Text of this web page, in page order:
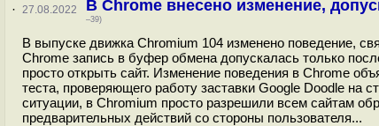
· 27.08.2022 В Chrome внесено изменение,
–39)
В выпуске движка Chromium 104 изменено поведение,
Chrome запись в буфер обмена допускалась только
просто открыть сайт. Изменение поведения в Chrome
теста, проверяющего работу заставки Google Doodle на
ситуации, в Chromium просто разрешили всем сайтам
предварительных действий со стороны пользователя...